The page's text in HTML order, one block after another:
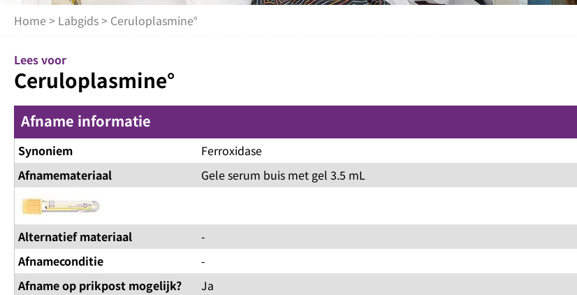
Home > Labgids> Ceruloplasmine°
Lees voor
Ceruloplasmine°
Afname informatie
Synoniem
Ferroxidase
Afnamemateriaal
Gele serum buis met gel 3.5 mL
Alternatief materiaal
-
Afnameconditie
-
Afname op prikpost mogelijk?
Ja